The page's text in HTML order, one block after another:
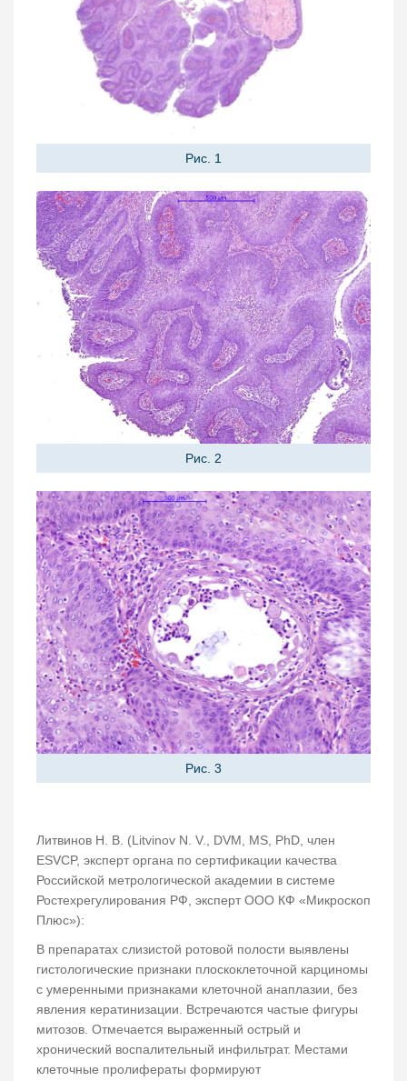
Рис. 1
Рис. 2
Рис. 3
Литвинов Н. В. (Litvinov N. V., DVM, MS, PhD, член
ESVCP, эксперт органа по сертификации качества
Российской метрологической академии в системе
Ростехрегулирования РФ, эксперт ООО КФ «Микроскоп
Плюс»):
В препаратах слизистой ротовой полости выявлены
гистологические признаки плоскоклеточной карциномы
с умеренными признаками клеточной анаплазии, без
явления кератинизации. Встречаются частые фигуры
митозов. Отмечается выраженный острый и
хронический воспалительный инфильтрат. Местами
клеточные пролифераты формируют